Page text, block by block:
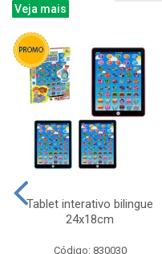
Veja mais
Tablet interativo bilingue
24x18cm
Código: 830030